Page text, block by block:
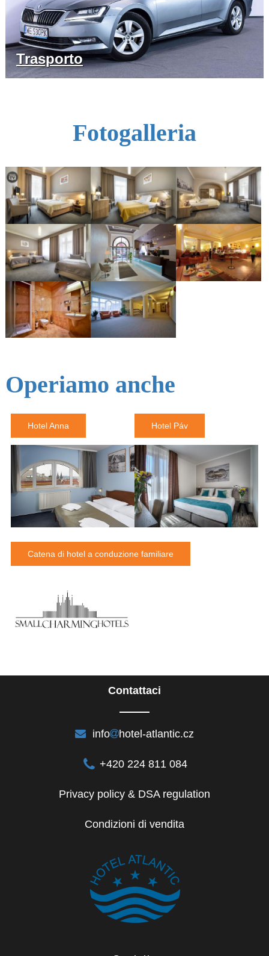
Trasporto
Fotogalleria
Operiamo anche
Hotel Anna Hotel Páv
Catena di hotel a conduzione familiare
Contattaci
info hotel-atlantic.cz
+420 224 811 084
Privacy policy & DSA regulation
Condizioni di vendita